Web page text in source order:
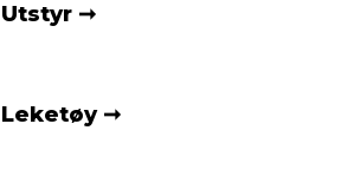
Utstyr
Leketøy